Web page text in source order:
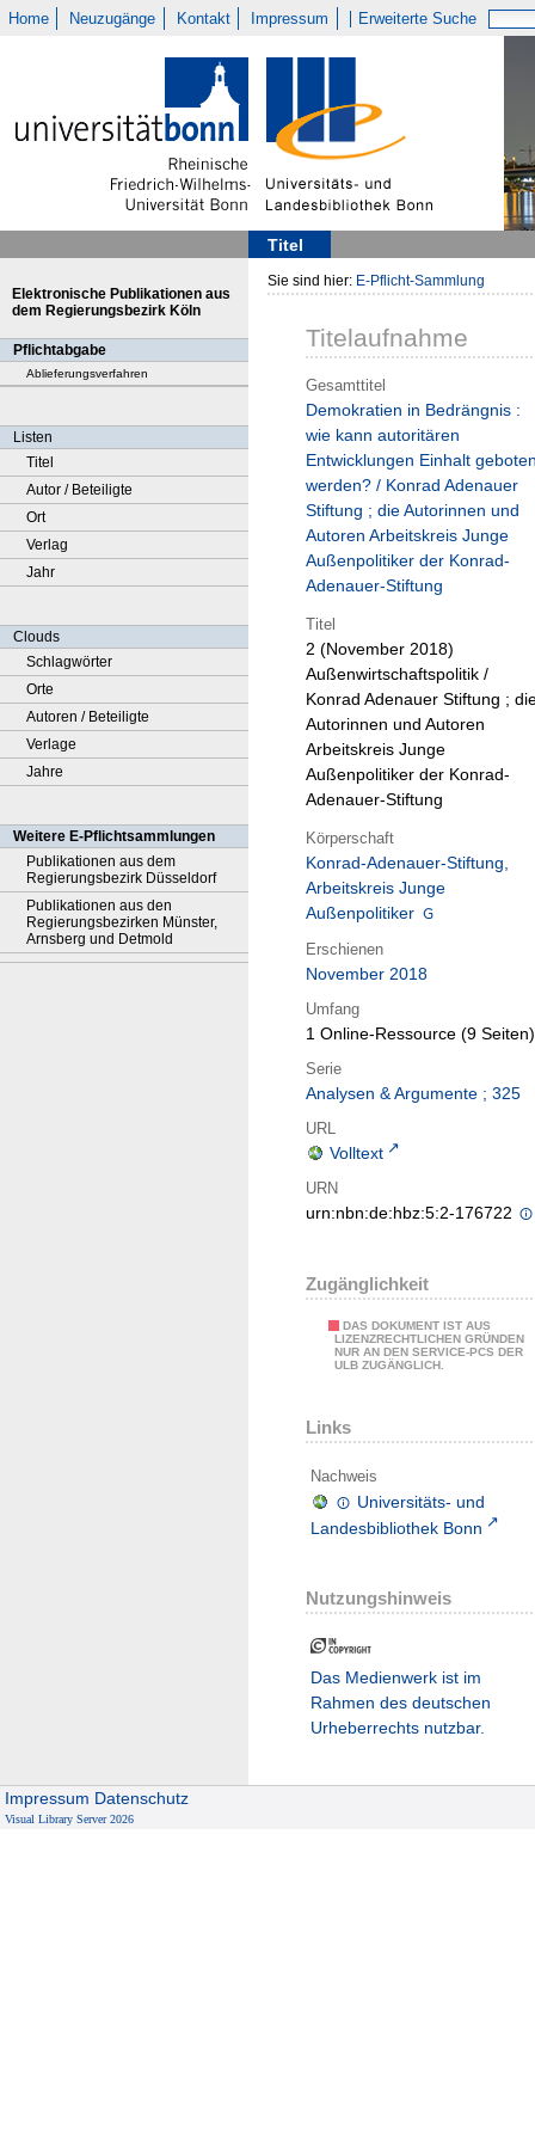
Home Neuzugänge Kontakt Impressum Erweiterte Suche
Titel
Elektronische Publikationen aus
dem Regierungsbezirk Köln
Pflichtabgabe
Ablieferungsverfahren
Listen
Titel
Autor / Beteiligte
Ort
Verlag
Jahr
Clouds
Schlagwörter
Orte
Autoren / Beteiligte
Verlage
Jahre
Weitere E-Pflichtsammlungen
Publikationen aus dem
Regierungsbezirk Düsseldorf
Publikationen aus den
Regierungsbezirken Münster,
Arnsberg und Detmold
Sie sind hier: E-Pflicht-Sammlung
Titelaufnahme
Gesamttitel
Demokratien in Bedrängnis :
wie kann autoritären
Entwicklungen Einhalt
werden? / Konrad Adenauer
Stiftung ; die Autorinnen und
Autoren Arbeitskreis Junge
Außenpolitiker der Konrad-
Adenauer-Stiftung
Titel
2 (November 2018)
Außenwirtschaftspolitik /
Konrad Adenauer Stiftung ;
Autorinnen und Autoren
Arbeitskreis Junge
Außenpolitiker der Konrad-
Adenauer-Stiftung
Körperschaft
Konrad-Adenauer-Stiftung,
Arbeitskreis Junge
Außenpolitiker
Erschienen
November 2018
Umfang
1 Online-Ressource (9 Seiten)
Serie
Analysen & Argumente ; 325
URL
Volltext
URN
urn:nbn:de:hbz:5:2-176722
Zugänglichkeit
DAS DOKUMENT IST AUS
LIZENZRECHTLICHEN GRÜNDEN
NUR AN DEN SERVICE-PCS DER
ULB ZUGÄNGLICH.
Links
Nachweis
Universitäts- und
Landesbibliothek Bonn
Nutzungshinweis
Das Medienwerk ist im
Rahmen des deutschen
Urheberrechts nutzbar.
Impressum Datenschutz
Visual Library Server 2026